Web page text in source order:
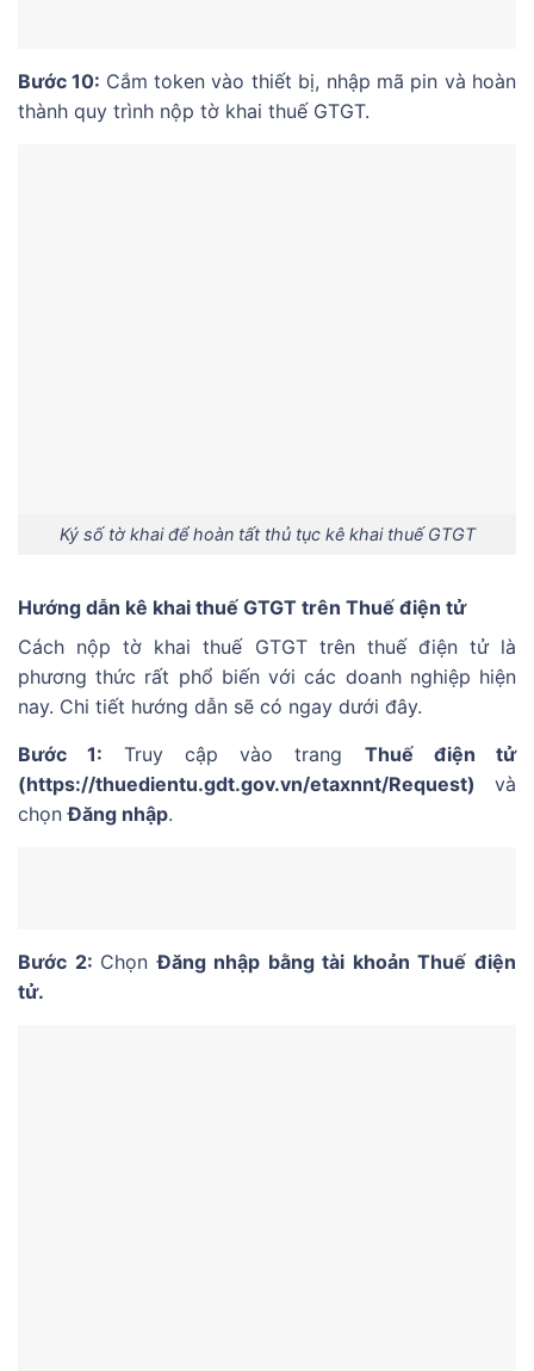
Bước 10: Cắm token vào thiết bị, nhập mã pin và hoàn
thành quy trình nộp tờ khai thuế GTGT.
Ký số tờ khai để hoàn tất thủ tục kê khai thuế GTGT
Hướng dẫn kê khai thuế GTGT trên Thuế điện tử
Cách nộp tờ khai thuế GTGT trên thuế điện tử là
phương thức rất phổ biến với các doanh nghiệp hiện
nay. Chi tiết hướng dẫn sẽ có ngay dưới đây.
Bước 1: Truy cập vào trang Thuế điện tử
(https://thuedientu.gdt.gov.vn/etaxnnt/Request) và
chọnĐăng nhập.
Bước 2: ChọnĐăng nhập bằng tài khoản Thuế điện
tử.